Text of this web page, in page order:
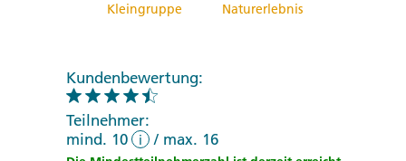
Kleingruppe Naturerlebnis
Kundenbewertung:
Teilnehmer:
mind. 10
i / max. 16